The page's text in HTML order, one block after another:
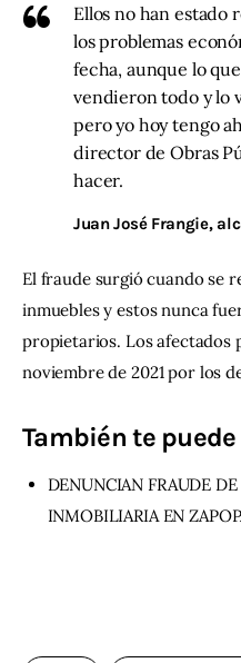
Ellos no han estado
los problemas
fecha, aunque lo
vendieron todo y lo
pero yo hoy tengo
director de Obras
hacer.
Juan José Frangie,
El fraude surgió cuando se
inmuebles y estos nunca
propietarios. Los afectados
noviembre de 2021 por los
También te
DENUNCIAN FRAUDE
INMOBILIARIA EN